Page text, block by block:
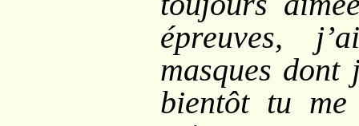
épreuves,
masques
bientôt tu